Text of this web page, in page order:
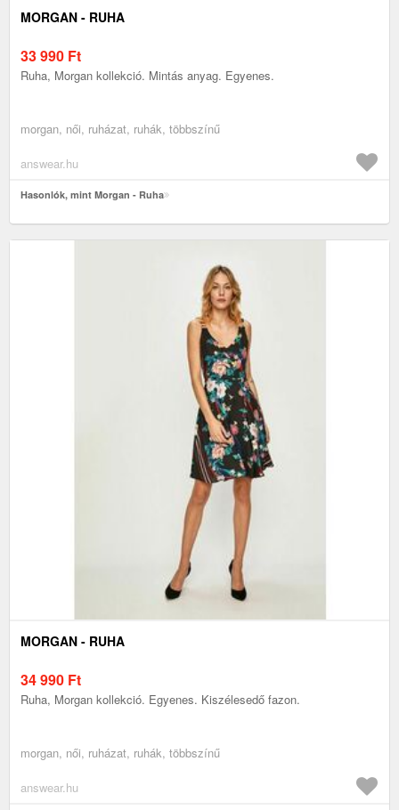
MORGAN - RUHA
33 990 Ft
Ruha, Morgan kollekció. Mintás anyag. Egyenes.
morgan, női, ruházat, ruhák, többszínű
answear.hu
Hasonlók, mint Morgan - Ruha
MORGAN - RUHA
34 990 Ft
Ruha, Morgan kollekció. Egyenes. Kiszélesedő fazon.
morgan, női, ruházat, ruhák, többszínű
answear.hu